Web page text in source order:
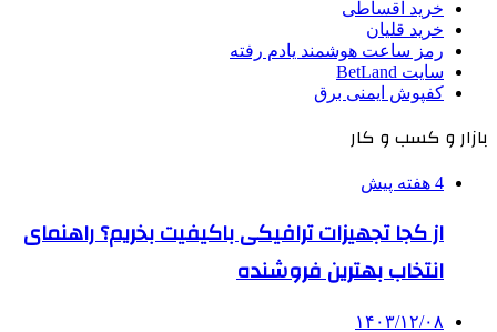
خرید اقساطی
خرید قلیان
رمز ساعت هوشمند یادم رفته
سایت BetLand
کفپوش ایمنی برق
بازار و کسب و کار
4 هفته پیش
از کجا تجهیزات ترافیکی باکیفیت بخریم؟ راهنمای
انتخاب بهترین فروشنده
۱۴۰۳/۱۲/۰۸